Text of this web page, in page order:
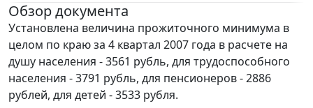
Обзор документа
Установлена величина прожиточного минимума в
целом по краю за 4 квартал 2007 года в расчете на
душу населения - 3561 рубль, для трудоспособного
населения - 3791 рубль, для пенсионеров - 2886
рублей, для детей - 3533 рубля.